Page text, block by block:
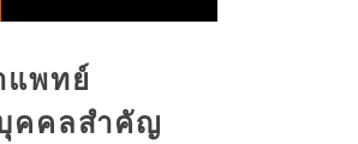
แพทย์
คคลสำคัญ